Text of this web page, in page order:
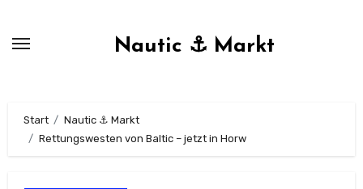
Nautic ⚓ Markt
Start
Nautic ⚓ Markt
Rettungswesten von Baltic – jetzt in Horw